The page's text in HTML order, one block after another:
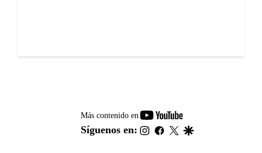
Más contenido en
youtube-
footer
Síguenos en: instagram
facebook
twitter